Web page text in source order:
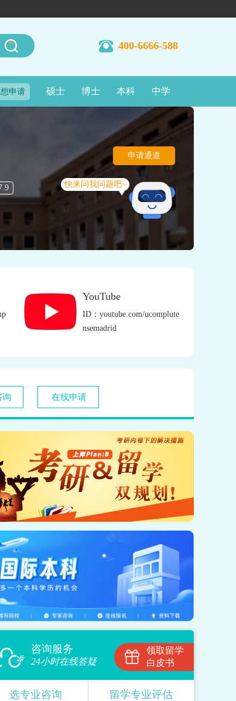
400-6666-588
申请 硕士 博士 本科 中学
申请通道
快来问我问题吧~
YouTube
ID：youtube.com/ucomplute
nsemadrid
询 在线申请
咨询服务
24小时在线答疑
领取留学
白皮书
选专业咨询 留学专业评估